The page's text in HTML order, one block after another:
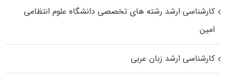
کارشناسی ارشد رﺷﺘﻪ ﻫﺎی تخصصی داﻧﺸﮕﺎه ﻋﻠﻮم انتظامی
اﻣﻴﻦ
کارشناسی ارشد زبان عربی